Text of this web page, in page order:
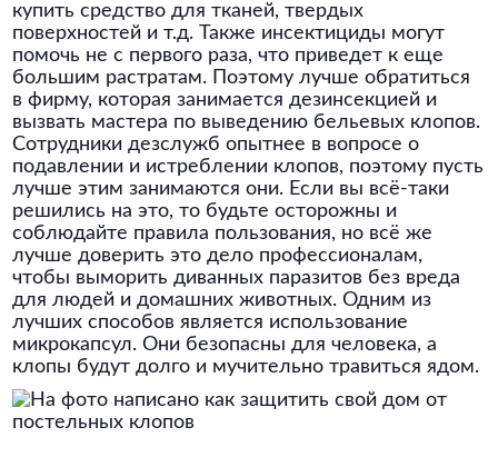
купить средство для тканей, твердых
поверхностей и т.д. Также инсектициды могут
помочь не с первого раза, что приведет к еще
большим растратам. Поэтому лучше обратиться
в фирму, которая занимается дезинсекцией и
вызвать мастера по выведению бельевых клопов.
Сотрудники дезслужб опытнее в вопросе о
подавлении и истреблении клопов, поэтому пусть
лучше этим занимаются они. Если вы всё-таки
решились на это, то будьте осторожны и
соблюдайте правила пользования, но всё же
лучше доверить это дело профессионалам,
чтобы выморить диванных паразитов без вреда
для людей и домашних животных. Одним из
лучших способов является использование
микрокапсул. Они безопасны для человека, а
клопы будут долго и мучительно травиться ядом.